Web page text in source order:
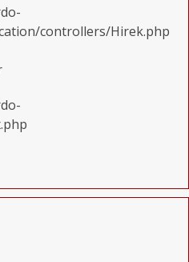
controllers/Hirek.php